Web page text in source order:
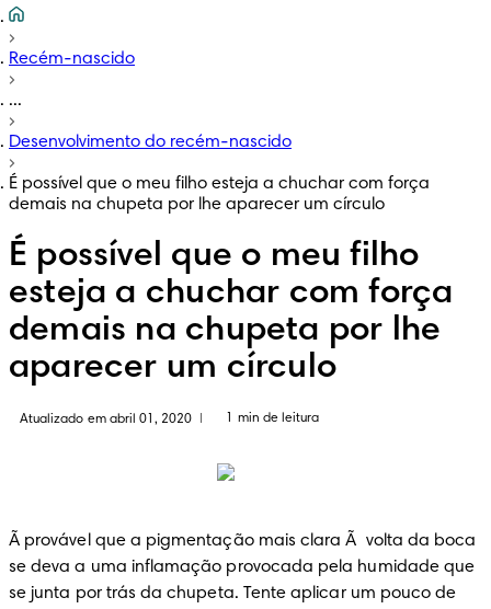
Recém-nascido
...
Desenvolvimento do recém-nascido
É possível que o meu filho esteja a chuchar com força
demais na chupeta por lhe aparecer um círculo
É possível que o meu filho
esteja a chuchar com força
demais na chupeta por lhe
aparecer um círculo
Atualizado em abril 01, 2020 1 min de leitura
Ã provável que a pigmentação mais clara Ã  volta da boca
se deva a uma inflamação provocada pela humidade que
se junta por trás da chupeta. Tente aplicar um pouco de